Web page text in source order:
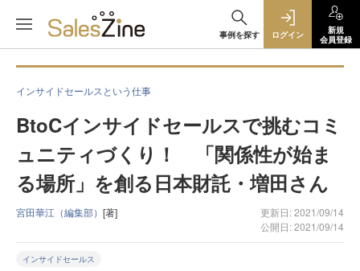
事例を探す ログイン
新規
会員登録
インサイドセールスという仕事
BtoCインサイドセールスで挑むコミ
ュニティづくり！ 「関係性が始ま
る場所」を創る日本財託・増田さん
宮田華江（編集部） [著]
更新日: 2021/09/14
公開日: 2021/09/14
インサイドセールス